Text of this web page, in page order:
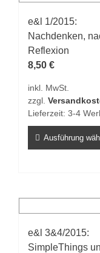
Varianten
auf.
Die
Optionen
können
der
Produktseite
werden
e&l 1/2015:
Nachdenken,
Reflexion
8,50 €
inkl. MwSt.
zzgl.
Lieferzeit: 3-4
Ausführung
Varianten
auf.
Die
e&l 3&4/2015:
SimpleThings